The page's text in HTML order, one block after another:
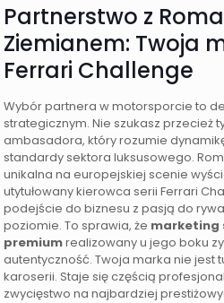
Partnerstwo z
Ziemianem: Twoja
Ferrari Challenge
Wybór partnera w motorsporcie to
strategicznym. Nie szukasz przecież
ambasadora, który rozumie
standardy sektora luksusowego.
unikalna na europejskiej scenie
utytułowany kierowca serii Ferrari
podejście do biznesu z pasją do
poziomie. To sprawia, że marketing
premiumrealizowany u jego boku
autentyczność. Twoja marka nie jest
karoserii. Staje się częścią
zwycięstwo na najbardziej